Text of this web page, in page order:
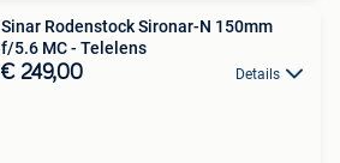
Sinar Rodenstock Sironar-N 150mm
f/5.6 MC - Telelens
€ 249,00 Details